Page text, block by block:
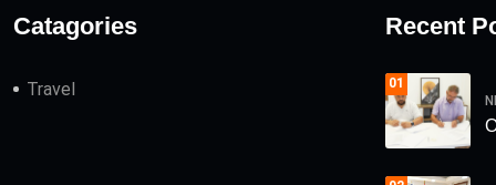
Catagories
Travel
Recent
01